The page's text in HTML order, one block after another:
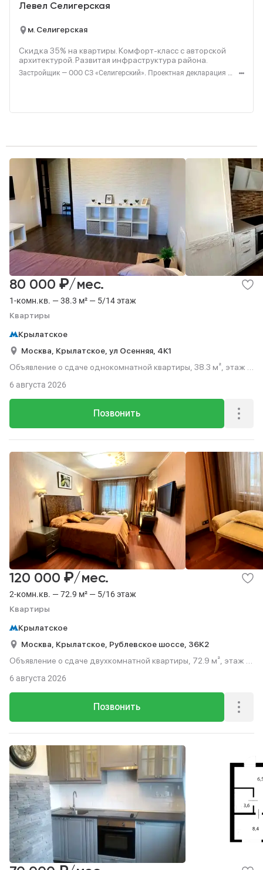
Левел Селигерская
м. Селигерская
Скидка 35% на квартиры. Комфорт‑класс с авторской
архитектурой. Развитая инфраструктура района.
Застройщик — ООО СЗ «Селигерский». Проектная декларация — наш.дом.рф. Акция до 28.02.26. Не оферта. Подробности — Level.ru
1-комн.кв. — 38.3 м² — 5/14 этаж
Квартиры
80 000 ₽/мес.
Крылатское
Москва, Крылатское, ул Осенняя, 4К1
Объявление о сдаче однокомнатной квартиры, 38.3 м², этаж 5
Позвонить
6 августа 2026
2-комн.кв. — 72.9 м² — 5/16 этаж
Квартиры
120 000 ₽/мес.
Крылатское
Москва, Крылатское, Рублевское шоссе, 36К2
Объявление о сдаче двухкомнатной квартиры, 72.9 м², этаж 5
Позвонить
6 августа 2026